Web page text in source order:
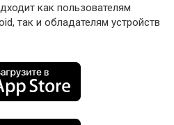
как пользователям
так и обладателям устройств